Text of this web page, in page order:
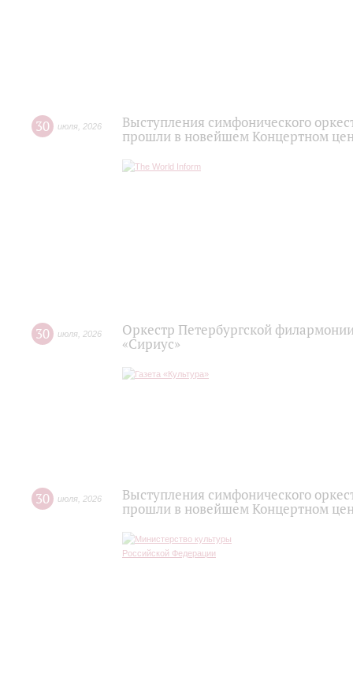
30 июля 2026
Выступления симфонического
прошли в новейшем Концертном
30 июля 2026
Оркестр Петербургской
«Сириус»
30 июля 2026
Выступления симфонического
прошли в новейшем Концертном